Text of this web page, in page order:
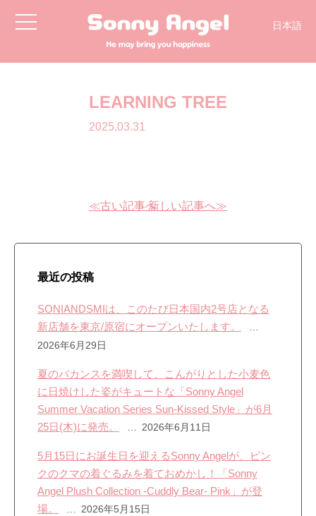
toggle
navigation
日本語
LEARNING TREE
2025.03.31
≪古い記事へ新しい記事へ≫
最近の投稿
SONIANDSMIは、このたび日本国内2号店となる
新店舗を東京/原宿にオープンいたします。
2026年6月29日
夏のバカンスを満喫して、こんがりとした小麦色
に日焼けした姿がキュートな「Sonny Angel
Summer Vacation Series Sun-Kissed Style」が6月
25日(木)に発売。
2026年6月11日
5月15日にお誕生日を迎えるSonny Angelが、ピン
クのクマの着ぐるみを着ておめかし！「Sonny
Angel Plush Collection -Cuddly Bear- Pink」が登
場。
2026年5月15日